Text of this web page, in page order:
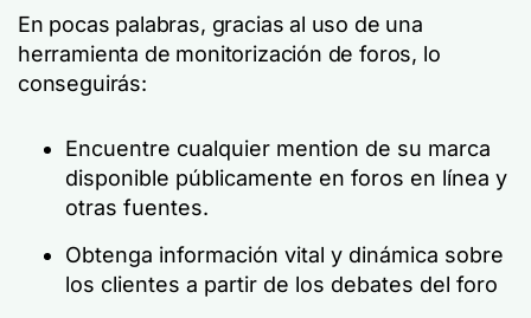
En pocas palabras, gracias al uso de una
herramienta de monitorización de foros, lo
conseguirás:
Encuentre cualquier mention de su marca
disponible públicamente en foros en línea y
otras fuentes.
Obtenga información vital y dinámica sobre
los clientes a partir de los debates del foro